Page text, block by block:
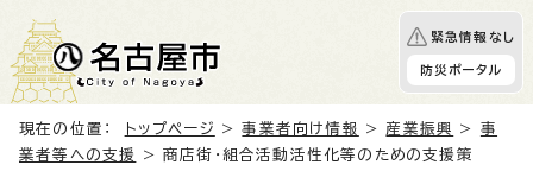
緊急情報なし
防災ポータル
現在の位置： トップページ >事業者向け情報 > 産業振興 > 事
業者等への支援
> 商店街・組合活動活性化等のための支援策